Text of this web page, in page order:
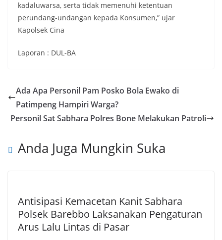
kadaluwarsa, serta tidak memenuhi ketentuan
perundang-undangan kepada Konsumen,” ujar
Kapolsek Cina
Laporan : DUL-BA
Ada Apa Personil Pam Posko Bola Ewako di
Patimpeng Hampiri Warga?
Personil Sat Sabhara Polres Bone Melakukan Patroli
Anda Juga Mungkin Suka
Antisipasi Kemacetan Kanit Sabhara
Polsek Barebbo Laksanakan Pengaturan
Arus Lalu Lintas di Pasar